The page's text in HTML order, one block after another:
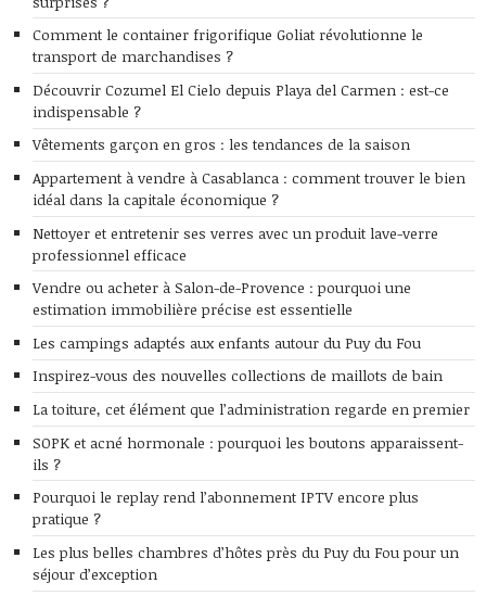
Comment le container frigorifique Goliat révolutionne le
transport de marchandises ?
Découvrir Cozumel El Cielo depuis Playa del Carmen : est-ce
indispensable ?
Vêtements garçon en gros : les tendances de la saison
Appartement à vendre à Casablanca : comment trouver le bien
idéal dans la capitale économique ?
Nettoyer et entretenir ses verres avec un produit lave-verre
professionnel efficace
Vendre ou acheter à Salon-de-Provence : pourquoi une
estimation immobilière précise est essentielle
Les campings adaptés aux enfants autour du Puy du Fou
Inspirez-vous des nouvelles collections de maillots de bain
La toiture, cet élément que l’administration regarde en premier
SOPK et acné hormonale : pourquoi les boutons apparaissent-
ils ?
Pourquoi le replay rend l’abonnement IPTV encore plus
pratique ?
Les plus belles chambres d’hôtes près du Puy du Fou pour un
séjour d’exception